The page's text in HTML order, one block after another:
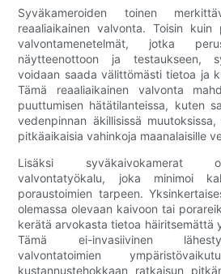
Syväkameroiden toinen
reaaliaikainen valvonta. Toisin kuin
valvontamenetelmät, jotka
näytteenottoon ja testaukseen,
voidaan saada välittömästi tietoa ja
Tämä reaaliaikainen valvonta
puuttumisen hätätilanteissa, kuten
vedenpinnan äkillisissä
pitkäaikaisia ​​vahinkoja maanalaisille
Lisäksi syväkaivokamerat
valvontatyökalu, joka minimoi
poraustoimien tarpeen.
olemassa olevaan kaivoon tai
kerätä arvokasta tietoa häiritsemättä
Tämä ei-invasiivinen
valvontatoimien
kustannustehokkaan ratkaisun